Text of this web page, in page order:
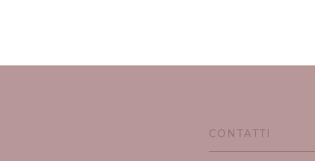
CONTATTI